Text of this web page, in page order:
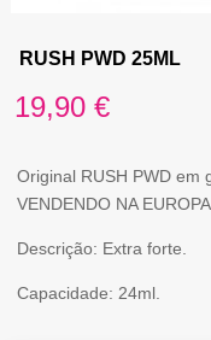
RUSH PWD 25ML
19,90 €
Original RUSH PWD em
VENDENDO NA EUROPA.
Descrição: Extra forte.
Capacidade: 24ml.